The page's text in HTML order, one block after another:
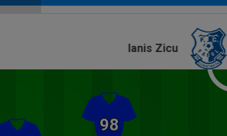
Ionuț Cojocaru șutează puternic
de la marginea careului, dar Zima
Ocazie Farul
Răzvan Tănasă marchează, dar
Ianis Zicu